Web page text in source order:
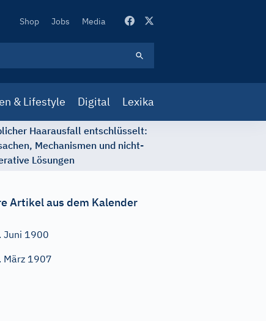
Secondary
Shop Jobs Media
& Lifestyle Digital Lexika
Haarausfall entschlüsselt:
Mechanismen und nicht-
Lösungen
Artikel aus dem Kalender
Juni 1900
März 1907